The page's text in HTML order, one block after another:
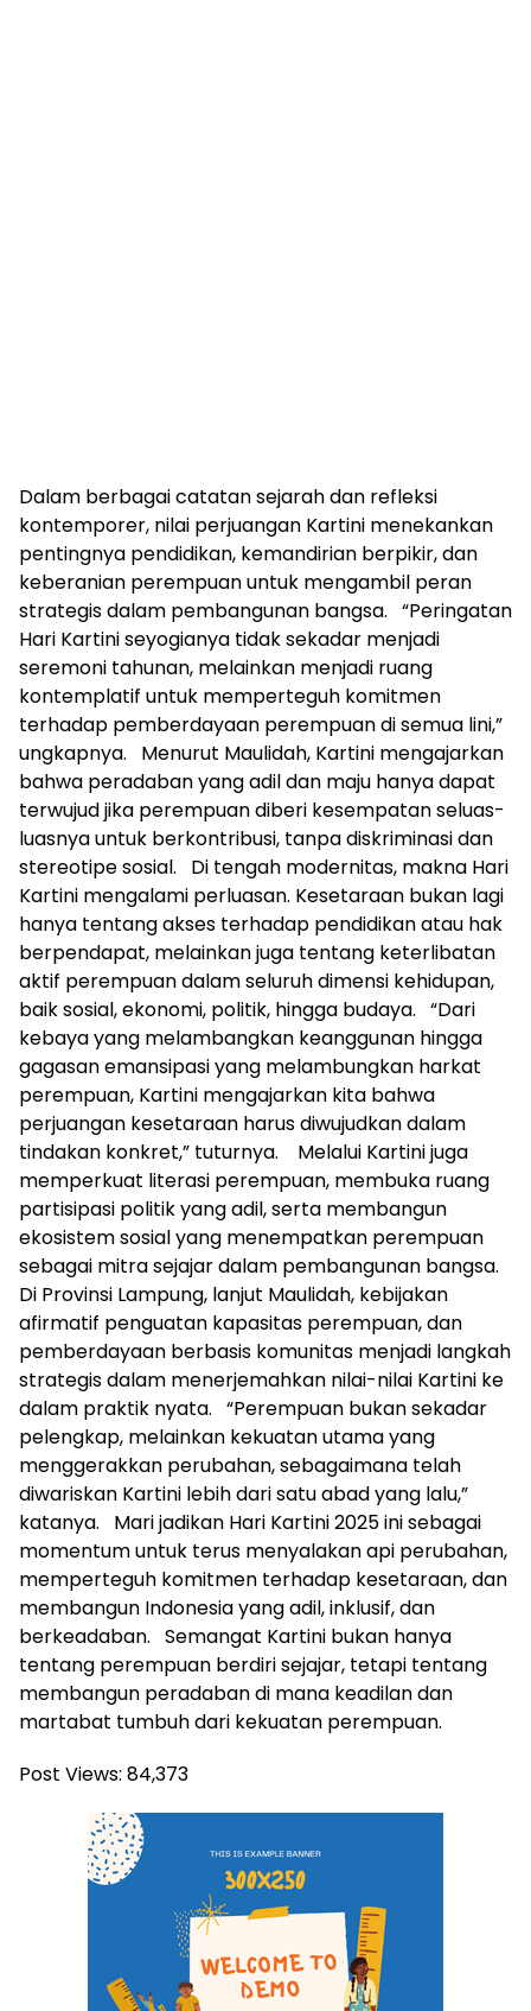
Dalam berbagai catatan sejarah dan refleksi
kontemporer, nilai perjuangan Kartini menekankan
pentingnya pendidikan, kemandirian berpikir, dan
keberanian perempuan untuk mengambil peran
strategis dalam pembangunan bangsa. “Peringatan
Hari Kartini seyogianya tidak sekadar menjadi
seremoni tahunan, melainkan menjadi ruang
kontemplatif untuk memperteguh komitmen
terhadap pemberdayaan perempuan di semua lini,”
ungkapnya. Menurut Maulidah, Kartini mengajarkan
bahwa peradaban yang adil dan maju hanya dapat
terwujud jika perempuan diberi kesempatan seluas-
luasnya untuk berkontribusi, tanpa diskriminasi dan
stereotipe sosial. Di tengah modernitas, makna Hari
Kartini mengalami perluasan. Kesetaraan bukan lagi
hanya tentang akses terhadap pendidikan atau hak
berpendapat, melainkan juga tentang keterlibatan
aktif perempuan dalam seluruh dimensi kehidupan,
baik sosial, ekonomi, politik, hingga budaya. “Dari
kebaya yang melambangkan keanggunan hingga
gagasan emansipasi yang melambungkan harkat
perempuan, Kartini mengajarkan kita bahwa
perjuangan kesetaraan harus diwujudkan dalam
tindakan konkret,” tuturnya. Melalui Kartini juga
memperkuat literasi perempuan, membuka ruang
partisipasi politik yang adil, serta membangun
ekosistem sosial yang menempatkan perempuan
sebagai mitra sejajar dalam pembangunan bangsa.
Di Provinsi Lampung, lanjut Maulidah, kebijakan
afirmatif penguatan kapasitas perempuan, dan
pemberdayaan berbasis komunitas menjadi langkah
strategis dalam menerjemahkan nilai-nilai Kartini ke
dalam praktik nyata. “Perempuan bukan sekadar
pelengkap, melainkan kekuatan utama yang
menggerakkan perubahan, sebagaimana telah
diwariskan Kartini lebih dari satu abad yang lalu,”
katanya. Mari jadikan Hari Kartini 2025 ini sebagai
momentum untuk terus menyalakan api perubahan,
memperteguh komitmen terhadap kesetaraan, dan
membangun Indonesia yang adil, inklusif, dan
berkeadaban. Semangat Kartini bukan hanya
tentang perempuan berdiri sejajar, tetapi tentang
membangun peradaban di mana keadilan dan
martabat tumbuh dari kekuatan perempuan.
Post Views: 84,373